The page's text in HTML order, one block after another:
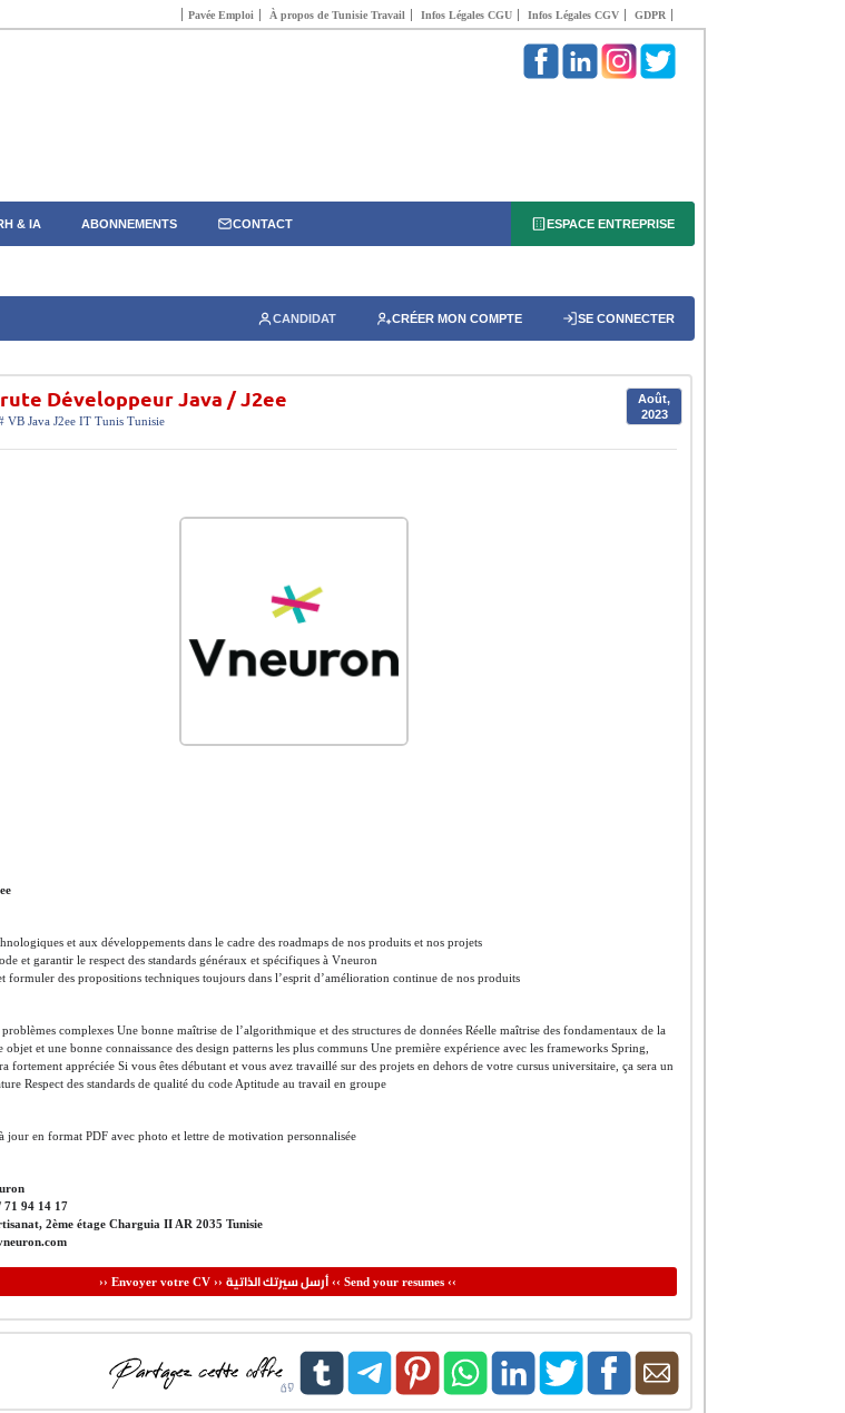
Pavée Emploi À propos de Tunisie Travail Infos Légales CGU Infos Légales CGV GDPR
& IA ABONNEMENTS CONTACT ESPACE ENTREPRISE
CANDIDAT CRÉER MON COMPTE SE CONNECTER
Développeur Java / J2ee
Août,
2023
VB Java J2ee IT Tunis Tunisie
et aux développements dans le cadre des roadmaps de nos produits et nos projets
et garantir le respect des standards généraux et spécifiques à Vneuron
formuler des propositions techniques toujours dans l’esprit d’amélioration continue de nos produits
problèmes complexes Une bonne maîtrise de l’algorithmique et des structures de données Réelle maîtrise des fondamentaux de la
et une bonne connaissance des design patterns les plus communs Une première expérience avec les frameworks Spring,
fortement appréciée Si vous êtes débutant et vous avez travaillé sur des projets en dehors de votre cursus universitaire, ça sera un
Respect des standards de qualité du code Aptitude au travail en groupe
jour en format PDF avec photo et lettre de motivation personnalisée
71 94 14 17
2ème étage Charguia II AR 2035 Tunisie
›› Envoyer votre CV ›› أرسل سيرتك الذاتية‹‹ Send your resumes ‹‹